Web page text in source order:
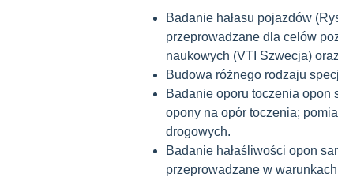
Badanie hałasu pojazdów
przeprowadzane dla celów
naukowych (VTI Szwecja)
Budowa różnego rodzaju
Badanie oporu toczenia opon
opony na opór toczenia;
drogowych.
Badanie hałaśliwości opon
przeprowadzane w